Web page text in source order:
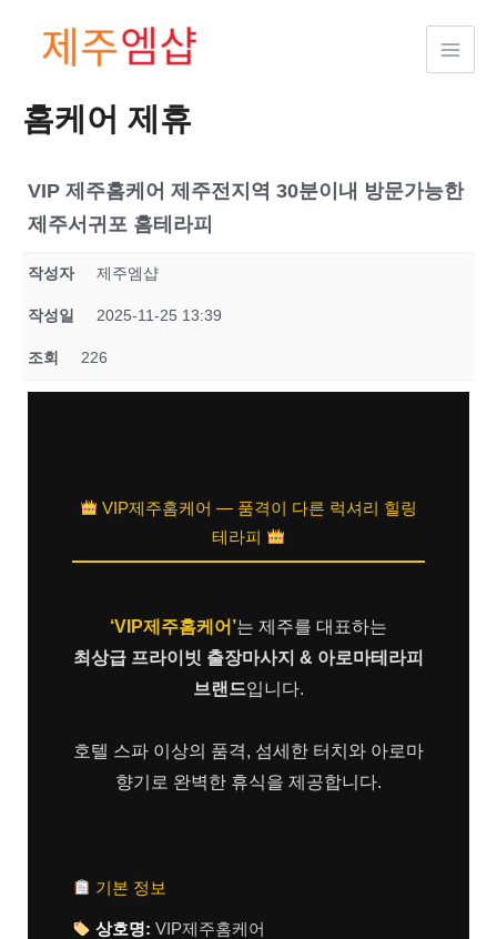
건너뛰기
홈케어 제휴
VIP 제주홈케어 제주전지역 30분이내 방문가능한
제주서귀포 홈테라피
작성자 제주엠샵
작성일 2025-11-25 13:39
조회 226
VIP제주홈케어 — 품격이 다른 럭셔리 힐링
테라피
‘VIP제주홈케어’는 제주를 대표하는
최상급 프라이빗 출장마사지 & 아로마테라피
브랜드입니다.
호텔 스파 이상의 품격, 섬세한 터치와 아로마
향기로 완벽한 휴식을 제공합니다.
기본 정보
상호명: VIP제주홈케어